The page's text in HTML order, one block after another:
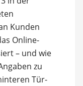
Kunden
Online-
– und wie
zu
Tür-